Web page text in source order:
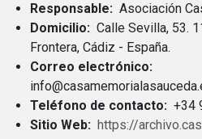
Responsable: Asociación
Domicilio: Calle Sevilla, 53.
Frontera, Cádiz - España.
Correo electrónico:
Teléfono de contacto: +34
Sitio Web: https://